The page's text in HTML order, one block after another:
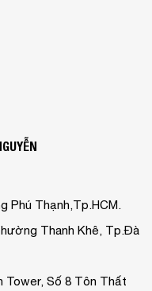
Phú Thạnh,Tp.HCM.
Thanh Khê, Tp.Đà
Tower, Số 8 Tôn Thất